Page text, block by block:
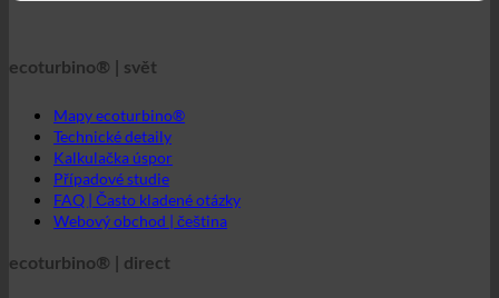
Technické detaily
Kalkulačka úspor
Případové studie
FAQ | Často kladené otázky
Webový obchod | čeština